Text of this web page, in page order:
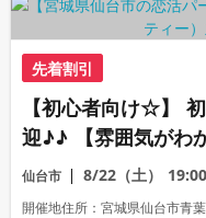
先着割引
【初心者向け☆】
迎♪♪ 【雰囲気がわ
プレミアム街コン
仙台市 8/22（土）
開催地住所：宮城県仙台市青